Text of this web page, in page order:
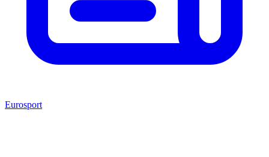
Eurosport